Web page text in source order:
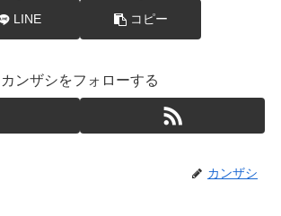
LINE コピー
カンザシをフォローする
カンザシ